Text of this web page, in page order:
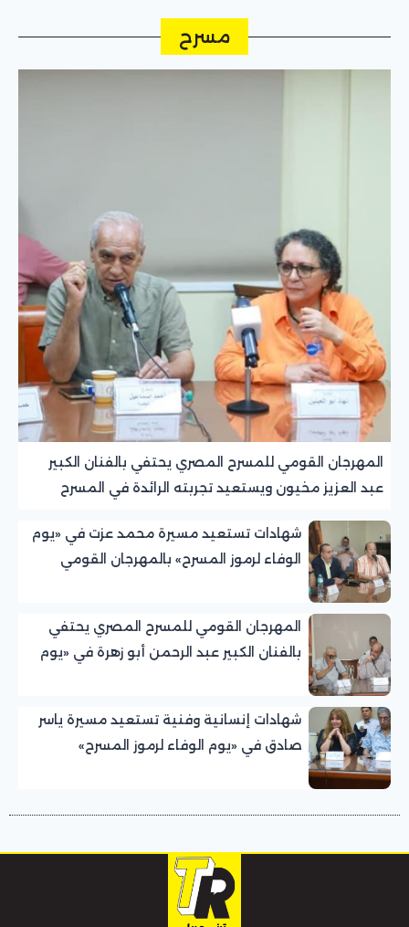
مسرح
المهرجان القومي للمسرح المصري يحتفي بالفنان الكبير
عبد العزيز مخيون ويستعيد تجربته الرائدة في المسرح
شهادات تستعيد مسيرة محمد عزت في «يوم
الوفاء لرموز المسرح» بالمهرجان القومي
المهرجان القومي للمسرح المصري يحتفي
بالفنان الكبير عبد الرحمن أبو زهرة في «يوم
شهادات إنسانية وفنية تستعيد مسيرة ياسر
صادق في «يوم الوفاء لرموز المسرح»